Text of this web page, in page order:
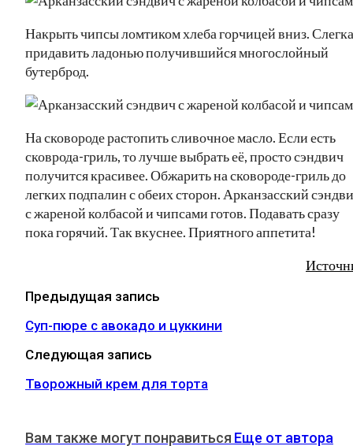
Накрыть чипсы ломтиком хлеба горчицей вниз. Слегка
придавить ладонью получившийся многослойный
бутерброд.
На сковороде растопить сливочное масло. Если есть
сковрода-гриль, то лучше выбрать её, просто сэндвич
получится красивее. Обжарить на сковороде-гриль до
легких подпалин с обеих сторон. Арканзасский
с жареной колбасой и чипсами готов. Подавать сразу
пока горячий. Так вкуснее. Приятного аппетита!
Предыдущая запись
Суп-пюре с авокадо и цуккини
Следующая запись
Творожный крем для торта
Вам также могут понравиться Еще от автора